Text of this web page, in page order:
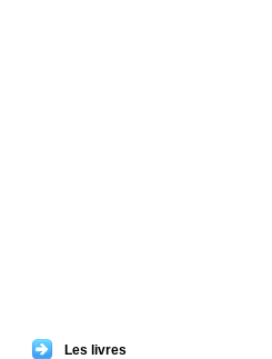
Les livres